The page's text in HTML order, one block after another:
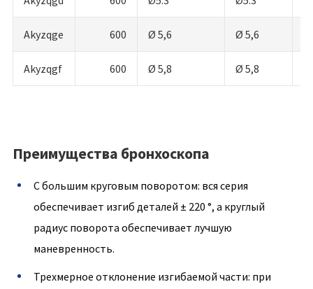
Akyzqge 600 Ø 5,6 Ø 5,6
Akyzqgf 600 Ø 5,8 Ø 5,8
Преимущества бронхоскопа
С большим круговым поворотом: вся серия
обеспечивает изгиб деталей ± 220 °, а круглый
радиус поворота обеспечивает лучшую
маневренность.
Трехмерное отклонение изгибаемой части: при